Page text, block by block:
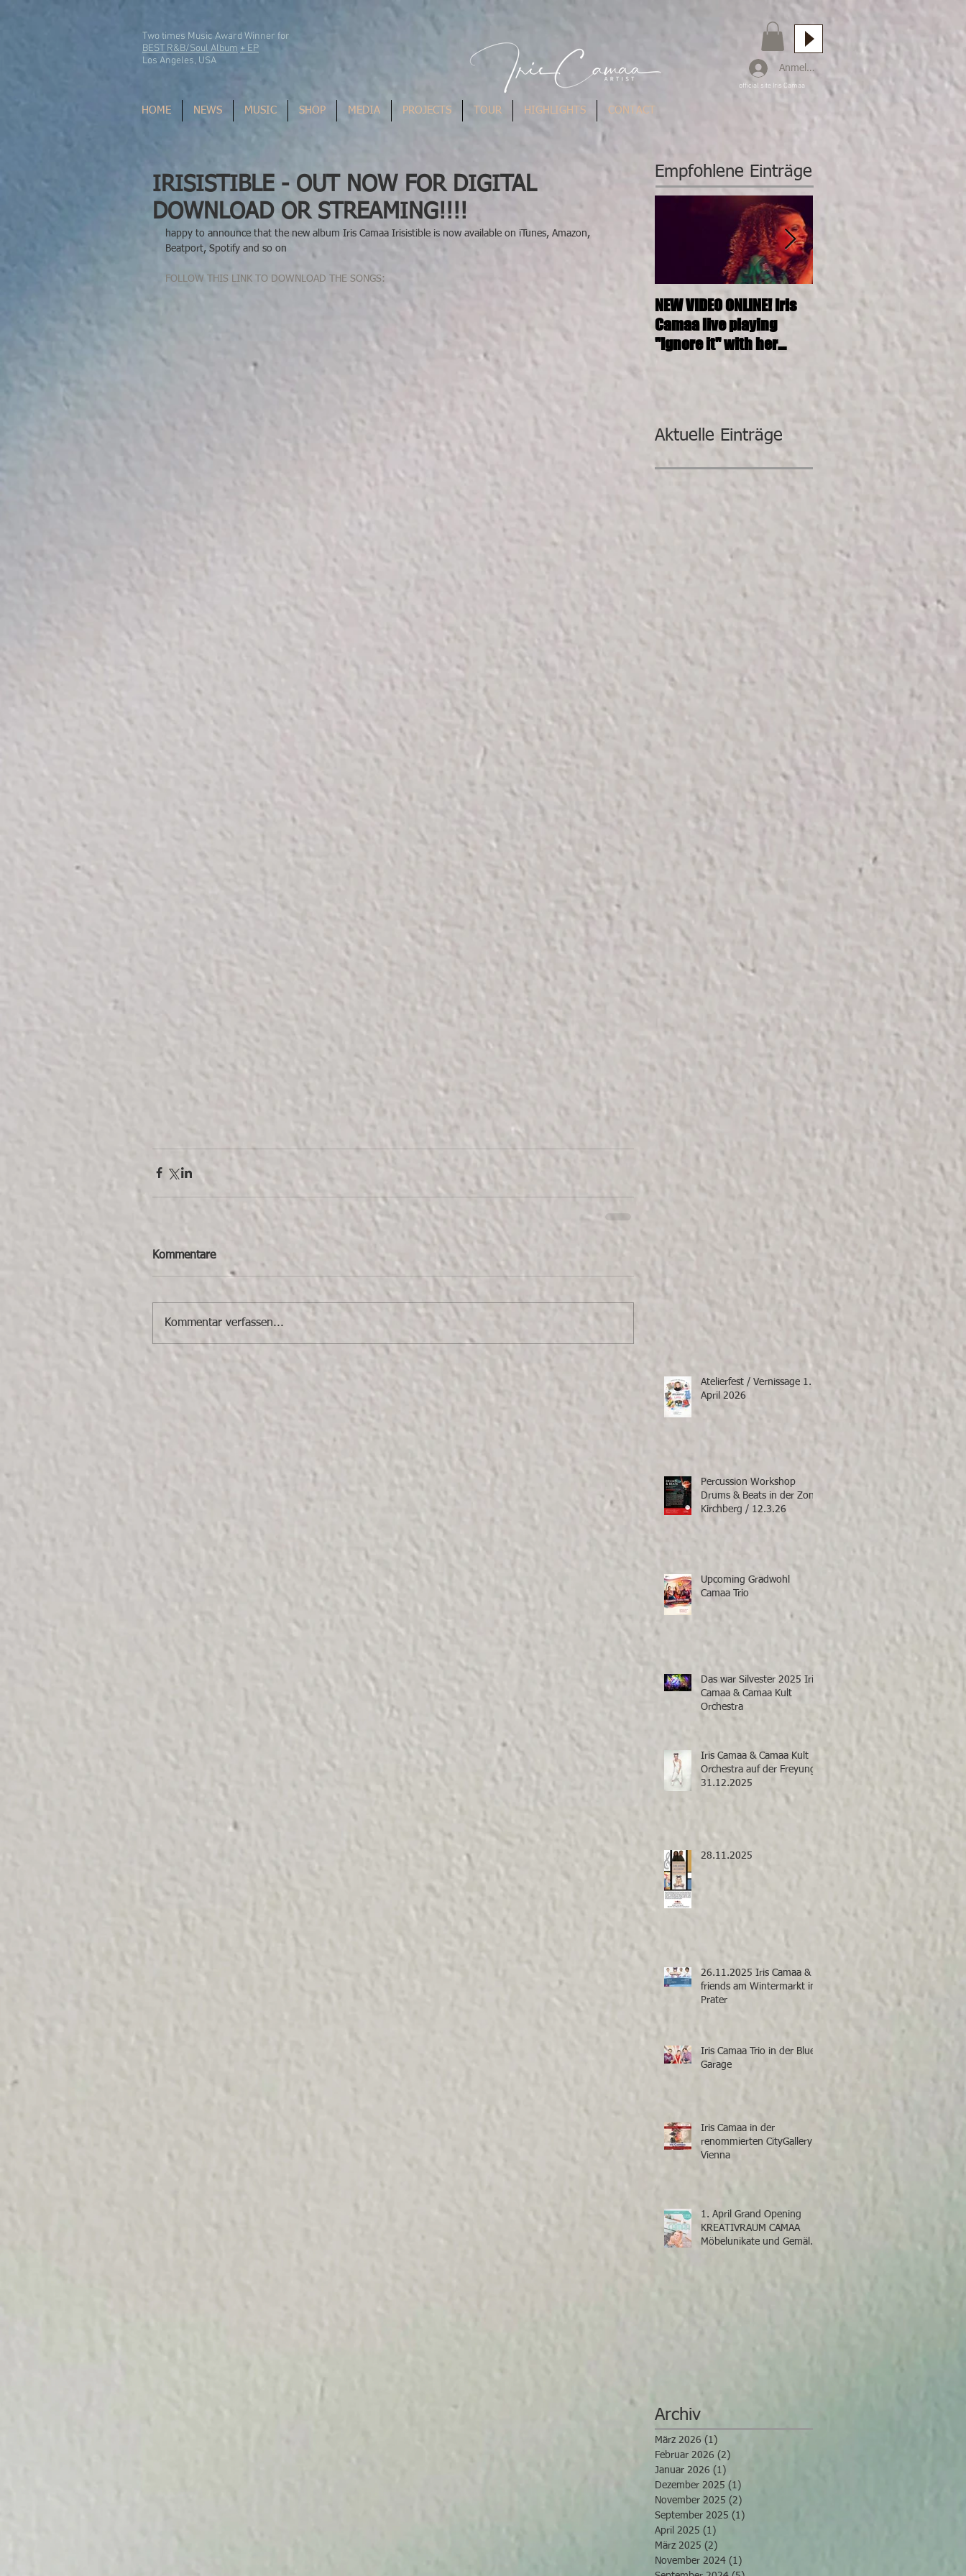
Two times Music Award Winner for
BEST R&B/Soul Album + EP
Los Angeles, USA
Anmelden
official site Iris Camaa
HOME NEWS MUSIC SHOP MEDIA PROJECTS TOUR HIGHLIGHTS CONTACT
IRISISTIBLE - OUT NOW FOR DIGITAL
DOWNLOAD OR STREAMING!!!!
happy to announce that the new album Iris Camaa Irisistible is now available on iTunes, Amazon,
Beatport, Spotify and so on
FOLLOW THIS LINK TO DOWNLOAD THE SONGS:
Kommentare
Kommentar verfassen...
Empfohlene Einträge
NEW VIDEO ONLINE! Iris
Camaa live playing
"Ignore it" with her
incredible band.
26.11.2016, 20:00, IRIS
CAMAA 4tett @ SOSHANA
Aktuelle Einträge
Atelierfest / Vernissage 1.
April 2026
Percussion Workshop
Drums & Beats in der Zone
Kirchberg / 12.3.26
Upcoming Gradwohl
Camaa Trio
Das war Silvester 2025 Iris
Camaa & Camaa Kult
Orchestra
Iris Camaa & Camaa Kult
Orchestra auf der Freyung
31.12.2025
28.11.2025
26.11.2025 Iris Camaa &
friends am Wintermarkt im
Prater
Iris Camaa Trio in der Blue
Garage
Iris Camaa in der
renommierten CityGallery
Vienna
1. April Grand Opening
KREATIVRAUM CAMAA
Möbelunikate und Gemälde
Archiv
März 2026 (1)
Februar 2026 (2)
Januar 2026 (1)
Dezember 2025 (1)
November 2025 (2)
September 2025 (1)
April 2025 (1)
März 2025 (2)
November 2024 (1)